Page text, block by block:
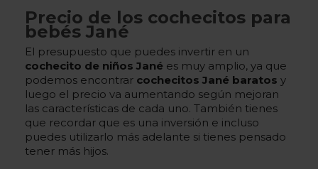
Precio de los cochecitos para
bebés Jané
El presupuesto que puedes invertir en un
cochecito de niños Jané es muy amplio, ya que
podemos encontrar cochecitos Jané baratos y
luego el precio va aumentando según mejoran
las características de cada uno. También tienes
que recordar que es una inversión e incluso
puedes utilizarlo más adelante si tienes pensado
tener más hijos.